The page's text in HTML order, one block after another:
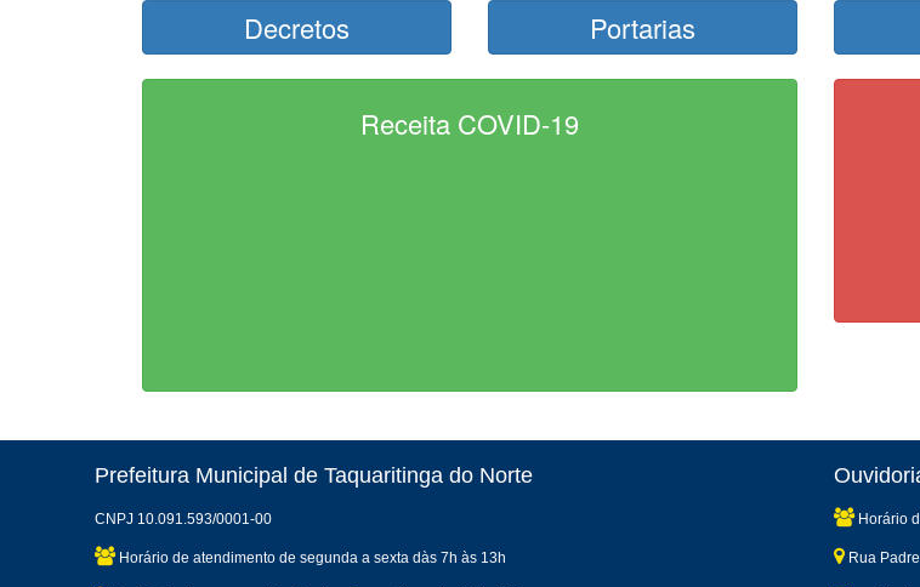
Decretos Portarias
Receita COVID-19
Prefeitura Municipal de Taquaritinga do Norte
CNPJ 10.091.593/0001-00
Horário de atendimento de segunda a sexta dàs 7h às 13h
Horário
Rua Padre